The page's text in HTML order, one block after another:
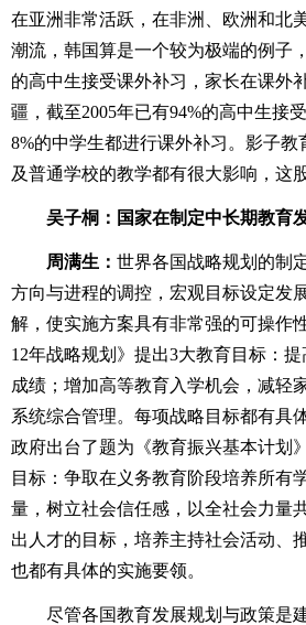
在亚洲非常活跃，在非洲、欧洲和北
潮流，韩国算是一个较为极端的例子
的高中生接受课外补习，家长在课外
疆，截至2005年已有94%的高中生接
8%的中学生都进行课外补习。影子
及普通学校的教学都有很大影响，这
吴子桐：国家在制定中长期教育
周满生： 世界各国战略规划的制
方向与进程的调控，宏观目标设定发
解，使实施方案具有非常强的可操作
12年战略规划》提出3大教育目标：
成绩；增加高等教育入学机会，减轻
系统综合管理。每项战略目标都有具
政府出台了题为《教育振兴基本计划
目标：争取在义务教育阶段培养所有
量，树立社会信任感，以全社会力量
出人才的目标，培养主持社会活动、
也都有具体的实施要领。
尽管各国教育发展规划与政策是